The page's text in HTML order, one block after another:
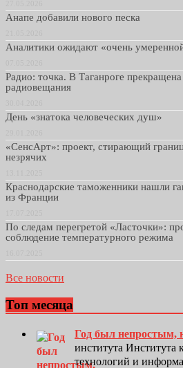
Анапе добавили нового песка
Аналитики ожидают «очень
Радио: точка. В Таганроге
радиовещания
День «знатока человеческих душ»
«СенсАрт»: проект, стирающий
незрячих
Краснодарские таможенники нашли
из Франции
По следам перегретой «Ласточки»:
соблюдение температурного режима
Все новости
Топ месяца
Год был непростым,
института Института
технологий и